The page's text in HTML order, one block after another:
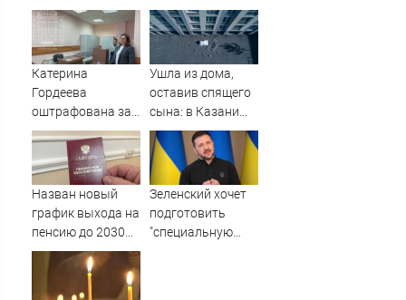
попал под арест -
АБН 24
летнего мальчика
Катерина
Гордеева
оштрафована за
пропаганду ЛГБТ
в интернете -
Новости на
Вести.ru
Ушла из дома,
оставив спящего
сына: в Казани
мать пойдет под
суд за гибель
малыша
07/08/2026 –
Назван новый
график выхода на
пенсию до 2030
года у женщин -
реестр по году
рождения -
Зеленский хочет
подготовить
"специальную